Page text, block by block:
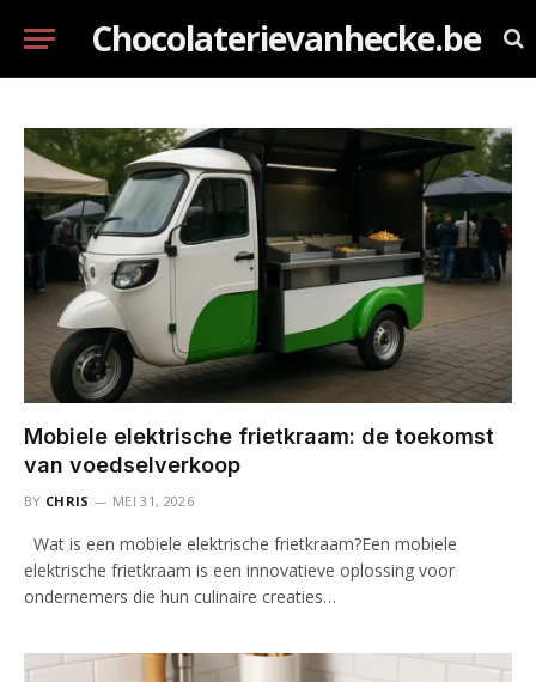
Chocolaterievanhecke.be
Mobiele elektrische frietkraam: de toekomst
van voedselverkoop
BY CHRIS MEI 31, 2026
Wat is een mobiele elektrische frietkraam?Een mobiele
elektrische frietkraam is een innovatieve oplossing voor
ondernemers die hun culinaire creaties…